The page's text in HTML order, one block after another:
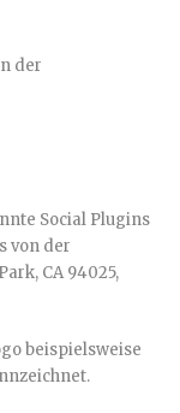
der
Social Plugins
von der
CA 94025,
beispielsweise